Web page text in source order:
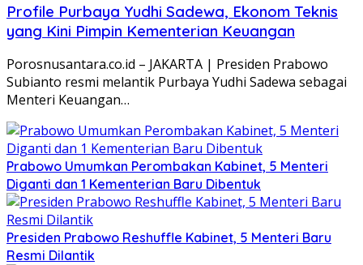
Profile Purbaya Yudhi Sadewa, Ekonom Teknis
yang Kini Pimpin Kementerian Keuangan
Porosnusantara.co.id – JAKARTA | Presiden Prabowo
Subianto resmi melantik Purbaya Yudhi Sadewa sebagai
Menteri Keuangan…
Prabowo Umumkan Perombakan Kabinet, 5 Menteri
Diganti dan 1 Kementerian Baru Dibentuk
Presiden Prabowo Reshuffle Kabinet, 5 Menteri Baru
Resmi Dilantik